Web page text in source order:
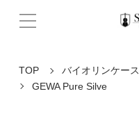
TOP バイオリンケース
GEWA Pure Silve